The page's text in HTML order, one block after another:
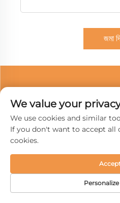
জমা
We value your
We use cookies and similar
If you don't want to accept all
cookies.